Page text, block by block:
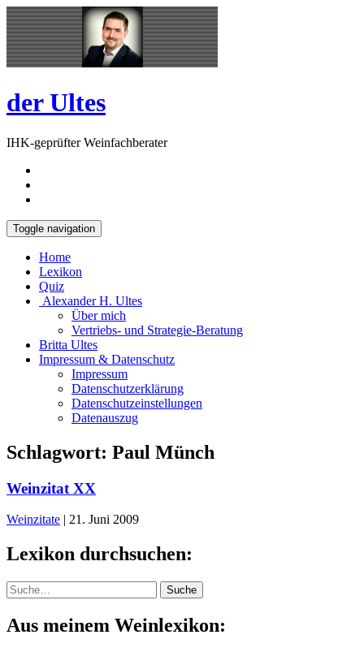
Skip
to
content
Open
Sidebar
der Ultes
IHK-geprüfter Weinfachberater
Toggle navigation
Home
Lexikon
Quiz
Alexander H. Ultes
Über mich
Vertriebs- und Strategie-Beratung
Britta Ultes
Impressum & Datenschutz
Impressum
Datenschutzerklärung
Datenschutzeinstellungen
Datenauszug
Schlagwort: Paul Münch
Weinzitat XX
Weinzitate | 21. Juni 2009
Lexikon durchsuchen:
Suche Suche
Aus meinem Weinlexikon: